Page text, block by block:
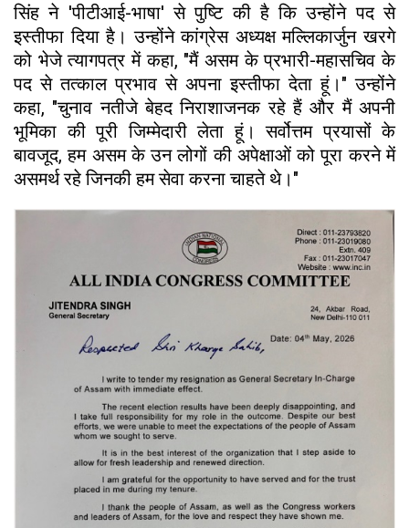
सिंह ने 'पीटीआई-भाषा' से पुष्टि की है कि उन्होंने पद से
इस्तीफा दिया है। उन्होंने कांग्रेस अध्यक्ष मल्लिकार्जुन खरगे
को भेजे त्यागपत्र में कहा, "मैं असम के प्रभारी-महासचिव के
पद से तत्काल प्रभाव से अपना इस्तीफा देता हूं।" उन्होंने
कहा, "चुनाव नतीजे बेहद निराशाजनक रहे हैं और मैं अपनी
भूमिका की पूरी जिम्मेदारी लेता हूं। सर्वोत्तम प्रयासों के
बावजूद, हम असम के उन लोगों की अपेक्षाओं को पूरा करने में
असमर्थ रहे जिनकी हम सेवा करना चाहते थे।"